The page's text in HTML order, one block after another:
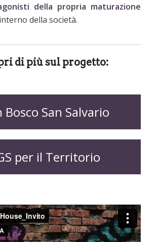
della propria maturazione
della società.
di più sul progetto:
Bosco San Salvario
per il Territorio